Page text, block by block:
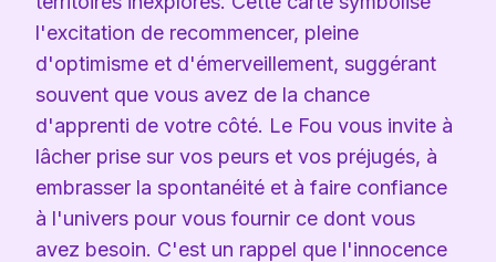
l'excitation de recommencer, pleine
d'optimisme et d'émerveillement, suggérant
souvent que vous avez de la chance
d'apprenti de votre côté. Le Fou vous invite à
lâcher prise sur vos peurs et vos préjugés, à
embrasser la spontanéité et à faire confiance
à l'univers pour vous fournir ce dont vous
avez besoin. C'est un rappel que l'innocence